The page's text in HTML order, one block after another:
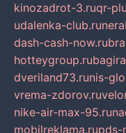
kinozadrot-3.ruqr-
udalenka-club.ru
dash-cash-now.ru
hotteygroup.ru
dveriland73.runis-
vrema-zdorov.ru
nike-air-max-95.ru
mobilreklama.rupds-